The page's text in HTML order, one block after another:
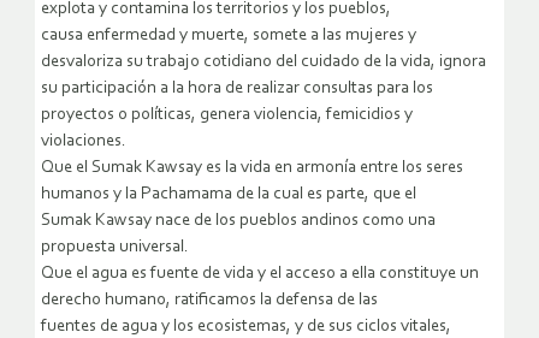
explota y contamina los territorios y los pueblos,
causa enfermedad y muerte, somete a las mujeres y
desvaloriza su trabajo cotidiano del cuidado de la vida, ignora
su participación a la hora de realizar consultas para los
proyectos o políticas, genera violencia, femicidios y
violaciones.
Que el Sumak Kawsay es la vida en armonía entre los seres
humanos y la Pachamama de la cual es parte, que el
Sumak Kawsay nace de los pueblos andinos como una
propuesta universal.
Que el agua es fuente de vida y el acceso a ella constituye un
derecho humano, ratificamos la defensa de las
fuentes de agua y los ecosistemas, y de sus ciclos vitales,